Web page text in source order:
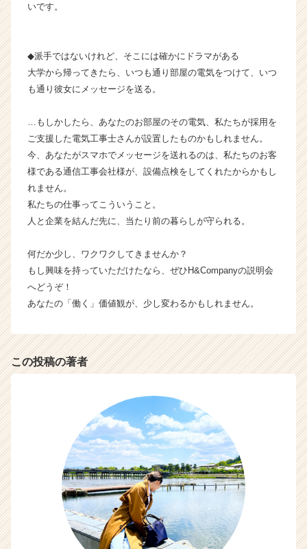
いです。
◆派手ではないけれど、そこには確かにドラマがある
大学から帰ってきたら、いつも通り部屋の電気をつけて、いつ
も通り彼女にメッセージを送る。
…もしかしたら、あなたのお部屋のその電気、私たちが採用を
ご支援した電気工事士さんが設置したものかもしれません。
今、あなたがスマホでメッセージを送れるのは、私たちのお客
様である通信工事会社様が、設備点検をしてくれたからかもし
れません。
私たちの仕事ってこういうこと。
人と企業を結んだ先に、当たり前の暮らしが守られる。
何だか少し、ワクワクしてきませんか？
もし興味を持っていただけたなら、ぜひH&Companyの説明会
へどうぞ！
あなたの「働く」価値観が、少し変わるかもしれません。
この投稿の著者